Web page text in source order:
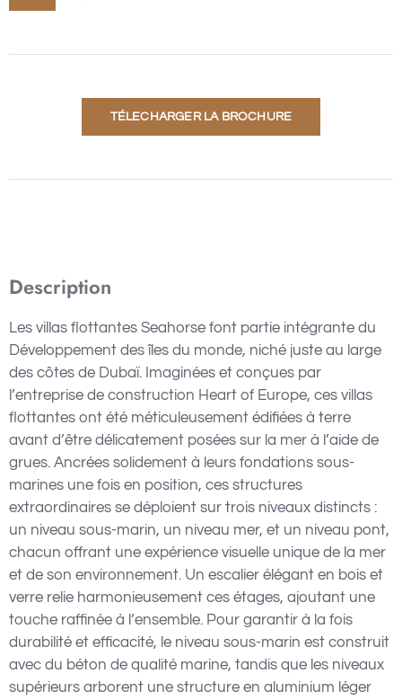
TÉLECHARGER LA BROCHURE
Description
Les villas flottantes Seahorse font partie intégrante du
Développement des îles du monde, niché juste au large
des côtes de Dubaï. Imaginées et conçues par
l’entreprise de construction Heart of Europe, ces villas
flottantes ont été méticuleusement édifiées à terre
avant d’être délicatement posées sur la mer à l’aide de
grues. Ancrées solidement à leurs fondations sous-
marines une fois en position, ces structures
extraordinaires se déploient sur trois niveaux distincts :
un niveau sous-marin, un niveau mer, et un niveau pont,
chacun offrant une expérience visuelle unique de la mer
et de son environnement. Un escalier élégant en bois et
verre relie harmonieusement ces étages, ajoutant une
touche raffinée à l’ensemble. Pour garantir à la fois
durabilité et efficacité, le niveau sous-marin est construit
avec du béton de qualité marine, tandis que les niveaux
supérieurs arborent une structure en aluminium léger